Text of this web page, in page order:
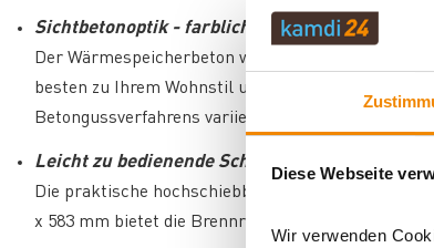
Diese Webseite
Wir verwenden
Sichtbetonoptik - farblich individuell gestaltbar
Der Wärmespeicherbeton wird farblich
besten zu Ihrem Wohnstil und der Einrichtung
Betongussverfahrens variieren.
Leicht zu bedienende Schiebetür
Die praktische hochschiebbare Lösung ohne den
x 583 mm bietet die Brennraumtür eine